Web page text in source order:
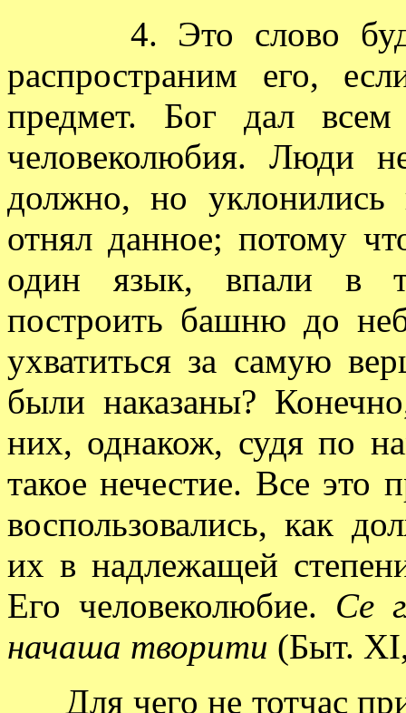
4. Это слово будем
распространим его,
предмет. Бог дал
человеколюбия. Люди
должно, но
отнял данное; потому
один язык, впали в
построить башню до
ухватиться за самую
были наказаны?
них, однакож, судя по
такое нечестие. Все это
воспользовались, как
их в надлежащей
Его человеколюбие. Се
начаша творити (Быт.
Для чего не тотчас